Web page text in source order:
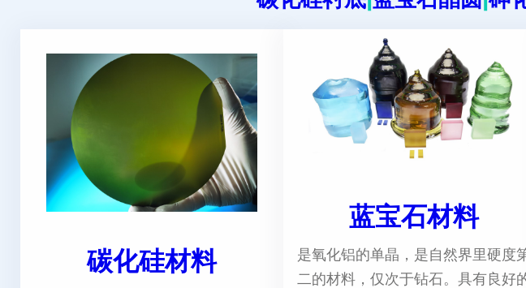
碳化硅材料
蓝宝石材料
是氧化铝的单晶，是自然界里硬度
二的材料，仅次于钻石。具有良好